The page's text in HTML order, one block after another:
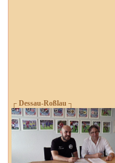
┌ Dessau-Roßlau ┐